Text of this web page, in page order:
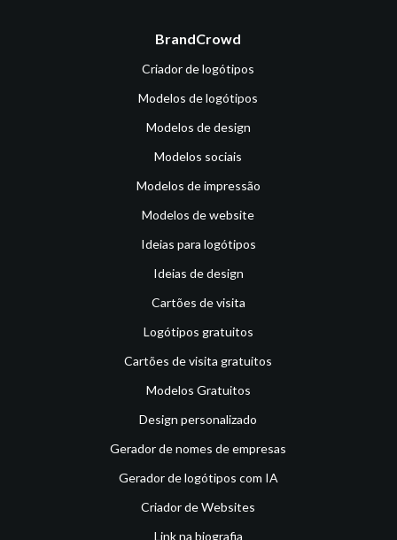
BrandCrowd
Criador de logótipos
Modelos de logótipos
Modelos de design
Modelos sociais
Modelos de impressão
Modelos de website
Ideias para logótipos
Ideias de design
Cartões de visita
Logótipos gratuitos
Cartões de visita gratuitos
Modelos Gratuitos
Design personalizado
Gerador de nomes de empresas
Gerador de logótipos com IA
Criador de Websites
Link na biografia